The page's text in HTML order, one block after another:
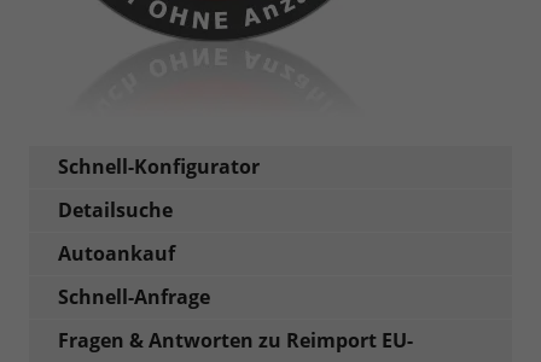
Schnell-Konfigurator
Detailsuche
Autoankauf
Schnell-Anfrage
Fragen & Antworten zu Reimport EU-